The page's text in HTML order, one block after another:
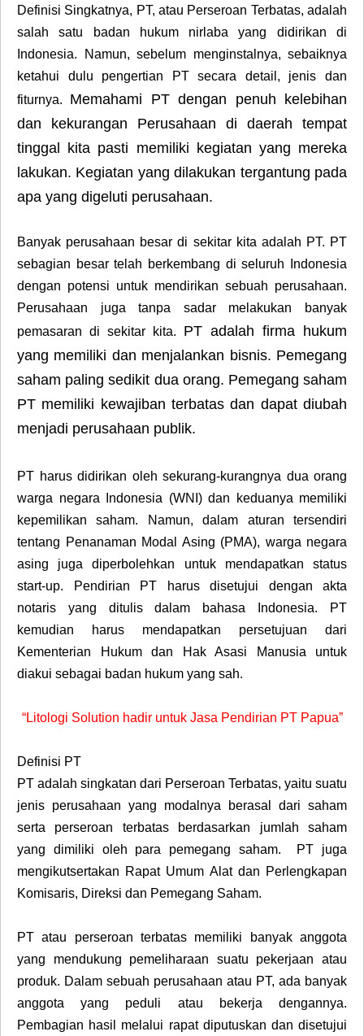
Definisi Singkatnya, PT, atau Perseroan Terbatas, adalah
salah satu badan hukum nirlaba yang didirikan di
Indonesia. Namun, sebelum menginstalnya, sebaiknya
ketahui dulu pengertian PT secara detail, jenis dan
fiturnya. Memahami PT dengan penuh kelebihan
dan kekurangan Perusahaan di daerah tempat
tinggal kita pasti memiliki kegiatan yang mereka
lakukan. Kegiatan yang dilakukan tergantung pada
apa yang digeluti perusahaan.
Banyak perusahaan besar di sekitar kita adalah PT. PT
sebagian besar telah berkembang di seluruh Indonesia
dengan potensi untuk mendirikan sebuah perusahaan.
Perusahaan juga tanpa sadar melakukan banyak
pemasaran di sekitar kita. PT adalah firma hukum
yang memiliki dan menjalankan bisnis. Pemegang
saham paling sedikit dua orang. Pemegang saham
PT memiliki kewajiban terbatas dan dapat diubah
menjadi perusahaan publik.
PT harus didirikan oleh sekurang-kurangnya dua orang
warga negara Indonesia (WNI) dan keduanya memiliki
kepemilikan saham. Namun, dalam aturan tersendiri
tentang Penanaman Modal Asing (PMA), warga negara
asing juga diperbolehkan untuk mendapatkan status
start-up. Pendirian PT harus disetujui dengan akta
notaris yang ditulis dalam bahasa Indonesia. PT
kemudian harus mendapatkan persetujuan dari
Kementerian Hukum dan Hak Asasi Manusia untuk
diakui sebagai badan hukum yang sah.
“Litologi Solution hadir untuk Jasa Pendirian PT Papua”
Definisi PT
PT adalah singkatan dari Perseroan Terbatas, yaitu suatu
jenis perusahaan yang modalnya berasal dari saham
serta perseroan terbatas berdasarkan jumlah saham
yang dimiliki oleh para pemegang saham. PT juga
mengikutsertakan Rapat Umum Alat dan Perlengkapan
Komisaris, Direksi dan Pemegang Saham.
PT atau perseroan terbatas memiliki banyak anggota
yang mendukung pemeliharaan suatu pekerjaan atau
produk. Dalam sebuah perusahaan atau PT, ada banyak
anggota yang peduli atau bekerja dengannya.
Pembagian hasil melalui rapat diputuskan dan disetujui